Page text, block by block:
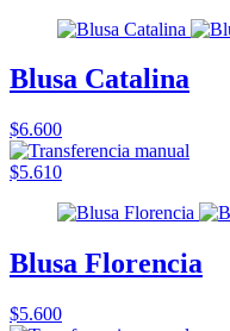
Blusa Catalina
$6.600
$5.610
Blusa Florencia
$5.600